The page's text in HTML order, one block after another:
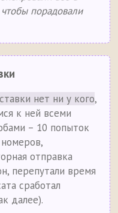
порадовали
нет ни у кого,
к ней всеми
– 10 попыток
отправка
перепутали время
сработал
далее).